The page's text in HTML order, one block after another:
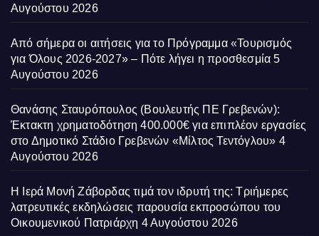
Αυγούστου 2026
Από σήμερα οι αιτήσεις για το Πρόγραμμα «Τουρισμός
για Όλους 2026-2027» – Πότε λήγει η προσθεσμία 5
Αυγούστου 2026
Θανάσης Σταυρόπουλος (Βουλευτής ΠΕ Γρεβενών):
Έκτακτη χρηματοδότηση 400.000€ για επιπλέον εργασίες
στο Δημοτικό Στάδιο Γρεβενών «Μίλτος Τεντόγλου» 4
Αυγούστου 2026
Η Ιερά Μονή Ζάβορδας τιμά τον ιδρυτή της: Τριήμερες
λατρευτικές εκδηλώσεις παρουσία εκπροσώπου του
Οικουμενικού Πατριάρχη 4 Αυγούστου 2026